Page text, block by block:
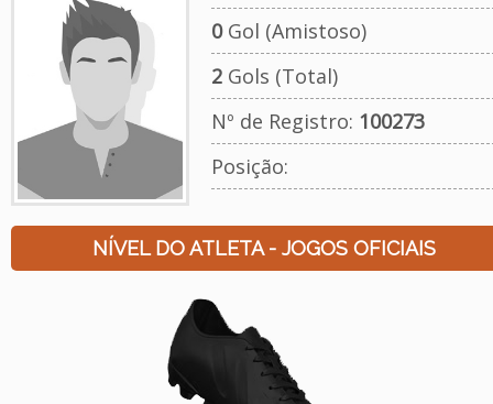
0Gol (Amistoso)
2Gols (Total)
Nº de Registro: 100273
Posição:
NÍVEL DO ATLETA - JOGOS OFICIAIS